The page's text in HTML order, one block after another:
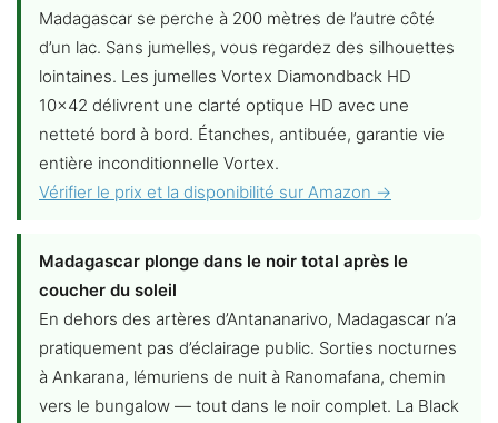
Madagascar se perche à 200 mètres de l’autre côté
d’un lac. Sans jumelles, vous regardez des silhouettes
lointaines. Les jumelles Vortex Diamondback HD
10×42 délivrent une clarté optique HD avec une
netteté bord à bord. Étanches, antibuée, garantie vie
entière inconditionnelle Vortex.
Vérifier le prix et la disponibilité sur Amazon →
Madagascar plonge dans le noir total après le
coucher du soleil
En dehors des artères d’Antananarivo, Madagascar n’a
pratiquement pas d’éclairage public. Sorties nocturnes
à Ankarana, lémuriens de nuit à Ranomafana, chemin
vers le bungalow — tout dans le noir complet. La Black